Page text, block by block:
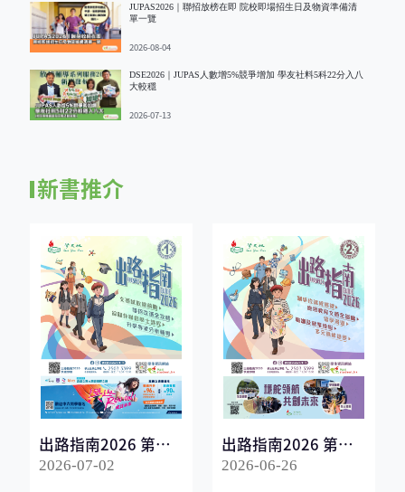
JUPAS2026｜聯招放榜在即 院校即場招生日及物資準備清
單一覽
2026-08-04
DSE2026｜JUPAS人數增5%競爭增加 學友社料5科22分入八
大較穩
2026-07-13
新書推介
出路指南2026 第一
冊
2026-07-02
出路指南2026 第二
冊
2026-06-26